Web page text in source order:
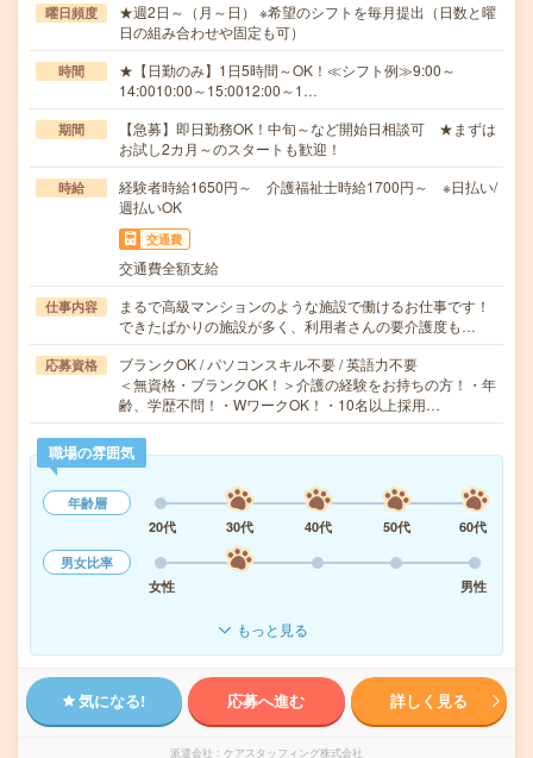
曜日頻度
★週2日～（月～日） ※希望のシフトを毎月提出（日数と曜
日の組み合わせや固定も可）
時間
★【日勤のみ】1日5時間～OK！≪シフト例≫9:00～
14:0010:00～15:0012:00～1…
期間
【急募】即日勤務OK！中旬～など開始日相談可 ★まずは
お試し2カ月～のスタートも歓迎！
時給
経験者時給1650円～ 介護福祉士時給1700円～ ※日払い/
週払いOK
交通費
交通費全額支給
仕事内容
まるで高級マンションのような施設で働けるお仕事です！
できたばかりの施設が多く、利用者さんの要介護度も…
応募資格
ブランクOK / パソコンスキル不要 / 英語力不要
＜無資格・ブランクOK！＞介護の経験をお持ちの方！・年
齢、学歴不問！・WワークOK！・10名以上採用…
職場の雰囲気
年齢層
20代
30代 40代 50代
60代
男女比率
女性
男性
もっと見る
気になる! 応募へ進む 詳しく見る
派遣会社 ケアスタッフィング株式会社